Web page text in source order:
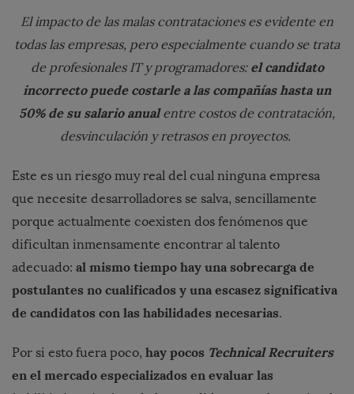
El impacto de las malas contrataciones es evidente en
todas las empresas, pero especialmente cuando se trata
de profesionales IT y programadores: el candidato
incorrecto puede costarle a las compañías hasta un
50% de su salario anualentre costos de contratación,
desvinculación y retrasos en proyectos.
Este es un riesgo muy real del cual ninguna empresa
que necesite desarrolladores se salva, sencillamente
porque actualmente coexisten dos fenómenos que
dificultan inmensamente encontrar al talento
adecuado: al mismo tiempo hay una sobrecarga de
postulantes no cualificados y una escasez significativa
de candidatos con las habilidades necesarias.
Por si esto fuera poco, hay pocos Technical Recruiters
en el mercado especializados en evaluar las